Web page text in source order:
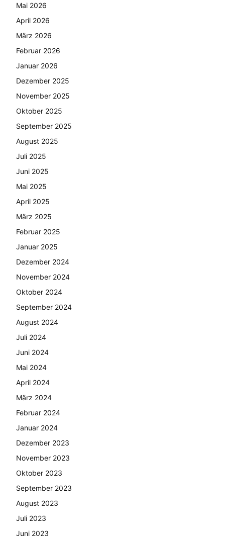
Mai 2026
April 2026
März 2026
Februar 2026
Januar 2026
Dezember 2025
November 2025
Oktober 2025
September 2025
August 2025
Juli 2025
Juni 2025
Mai 2025
April 2025
März 2025
Februar 2025
Januar 2025
Dezember 2024
November 2024
Oktober 2024
September 2024
August 2024
Juli 2024
Juni 2024
Mai 2024
April 2024
März 2024
Februar 2024
Januar 2024
Dezember 2023
November 2023
Oktober 2023
September 2023
August 2023
Juli 2023
Juni 2023